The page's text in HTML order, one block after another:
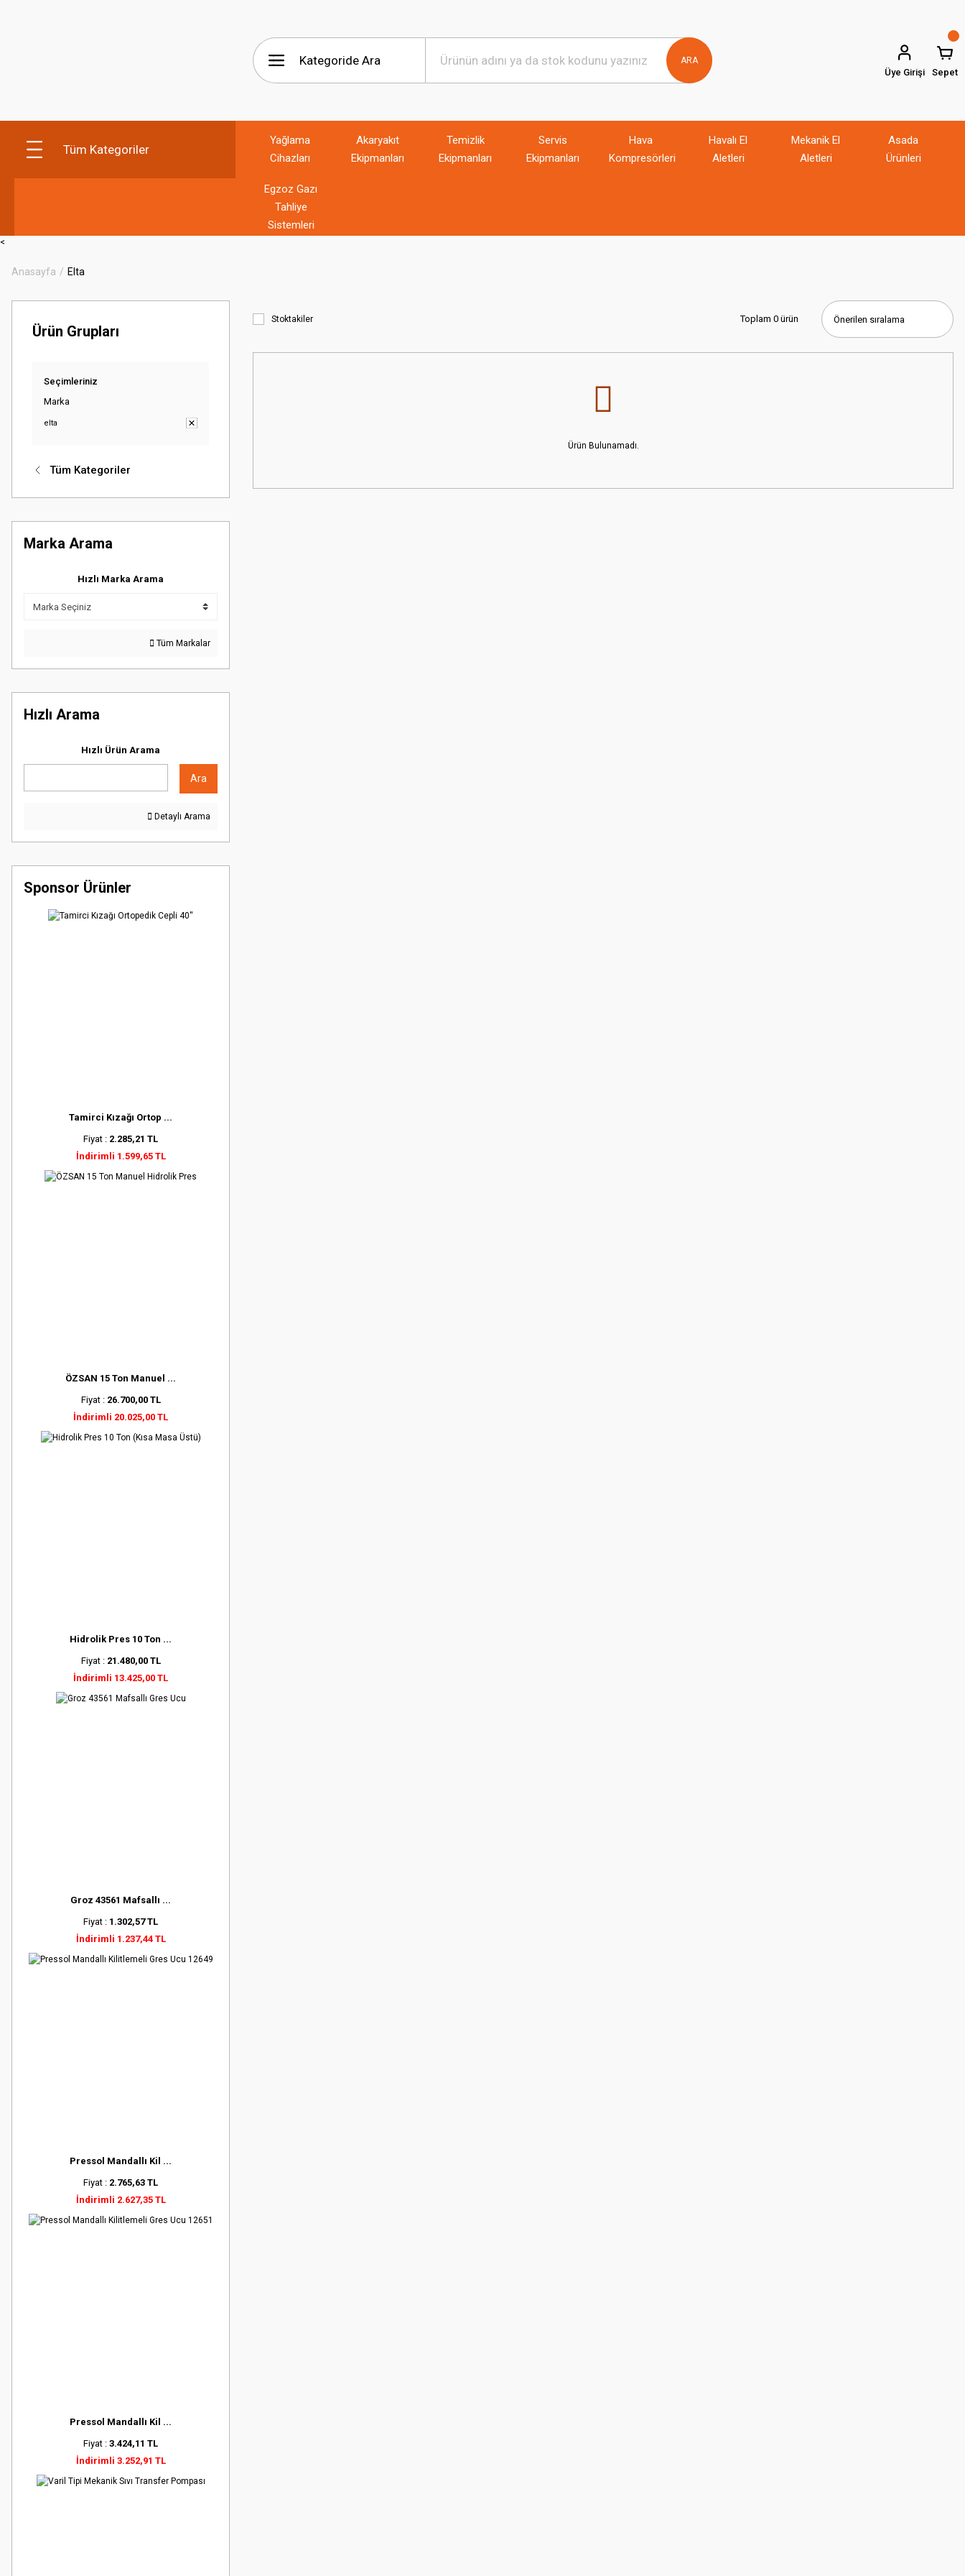
ARA
Üye Girişi Sepet
Tüm Kategoriler
Yağlama
Cihazları
Akaryakıt
Ekipmanları
Temizlik
Ekipmanları
Servis
Ekipmanları
Hava
Kompresörleri
Havalı El
Aletleri
Mekanik El
Aletleri
Asada
Ürünleri
Egzoz Gazı
Tahliye
Sistemleri
<
Anasayfa Elta
Ürün Grupları
Seçimleriniz
Marka
elta
Tüm Kategoriler
Marka Arama
Hızlı Marka Arama
Tüm Markalar
Hızlı Arama
Hızlı Ürün Arama
Ara
Detaylı Arama
Sponsor Ürünler
Tamirci Kızağı Ortop ...
Fiyat : 2.285,21 TL
İndirimli 1.599,65 TL
ÖZSAN 15 Ton Manuel ...
Fiyat : 26.700,00 TL
İndirimli 20.025,00 TL
Hidrolik Pres 10 Ton ...
Fiyat : 21.480,00 TL
İndirimli 13.425,00 TL
Groz 43561 Mafsallı ...
Fiyat : 1.302,57 TL
İndirimli 1.237,44 TL
Pressol Mandallı Kil ...
Fiyat : 2.765,63 TL
İndirimli 2.627,35 TL
Pressol Mandallı Kil ...
Fiyat : 3.424,11 TL
İndirimli 3.252,91 TL
Stoktakiler Toplam 0 ürün
Ürün Bulunamadı.